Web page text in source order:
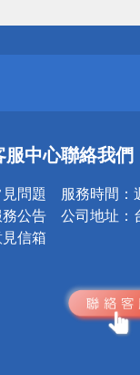
小心！
小心！
服中心
問題
公告
信箱
聯絡我們
服務時間：
公司地址：